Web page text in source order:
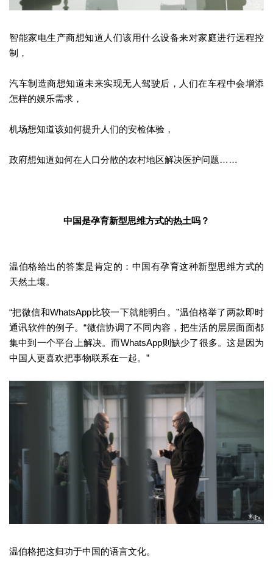
智能家电生产商想知道人们该用什么设备来对家庭进行远程控
制，
汽车制造商想知道未来实现无人驾驶后，人们在车程中会增添
怎样的娱乐需求，
机场想知道该如何提升人们的安检体验，
政府想知道如何在人口分散的农村地区解决医护问题……
中国是孕育新型思维方式的热土吗？
温伯格给出的答案是肯定的：中国有孕育这种新型思维方式的
天然土壤。
“把微信和WhatsApp比较一下就能明白。”温伯格举了两款即时
通讯软件的例子。“微信协调了不同内容，把生活的层层面面都
集中到一个平台上解决。而WhatsApp则缺少了很多。这是因为
中国人更喜欢把事物联系在一起。”
温伯格把这归功于中国的语言文化。